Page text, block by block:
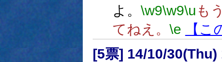
よ。 \w9\w9\u も
てねえ。 \e
【
[5票] 14/10/